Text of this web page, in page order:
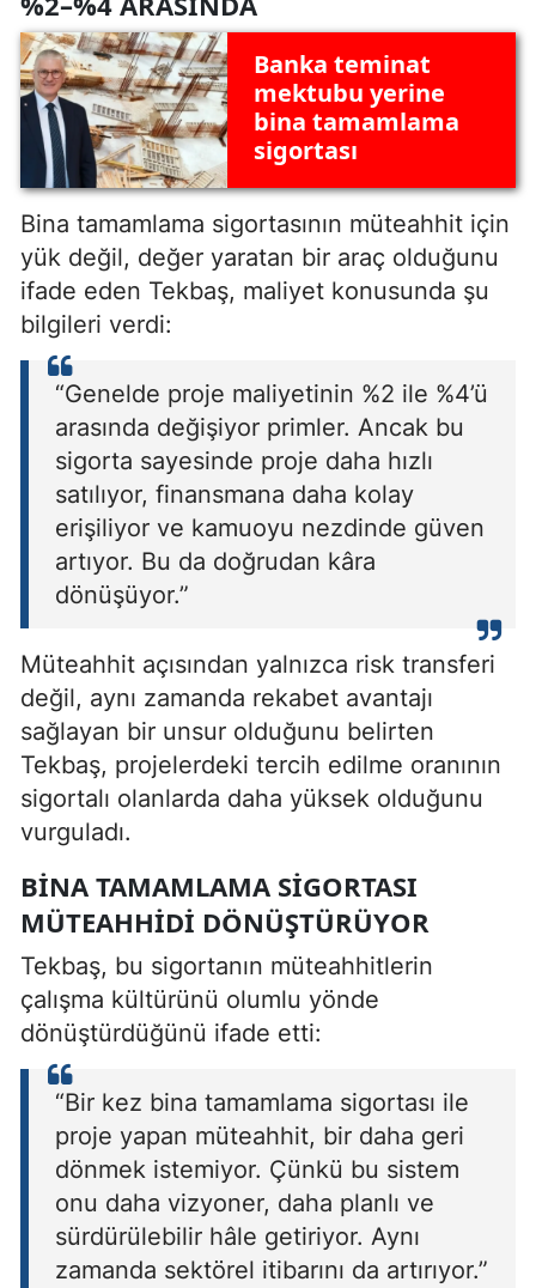
Banka teminat
mektubu yerine
bina tamamlama
sigortası
Bina tamamlama sigortasının müteahhit için
yük değil, değer yaratan bir araç olduğunu
ifade eden Tekbaş, maliyet konusunda şu
bilgileri verdi:
“Genelde proje maliyetinin %2 ile %4’ü
arasında değişiyor primler. Ancak bu
sigorta sayesinde proje daha hızlı
satılıyor, finansmana daha kolay
erişiliyor ve kamuoyu nezdinde güven
artıyor. Bu da doğrudan kâra
dönüşüyor.”
Müteahhit açısından yalnızca risk transferi
değil, aynı zamanda rekabet avantajı
sağlayan bir unsur olduğunu belirten
Tekbaş, projelerdeki tercih edilme oranının
sigortalı olanlarda daha yüksek olduğunu
vurguladı.
BINA TAMAMLAMA SIGORTASI
MÜTEAHHIDI DÖNÜŞTÜRÜYOR
Tekbaş, bu sigortanın müteahhitlerin
çalışma kültürünü olumlu yönde
dönüştürdüğünü ifade etti:
“Bir kez bina tamamlama sigortası ile
proje yapan müteahhit, bir daha geri
dönmek istemiyor. Çünkü bu sistem
onu daha vizyoner, daha planlı ve
sürdürülebilir hâle getiriyor. Aynı
zamanda sektörel itibarını da artırıyor.”